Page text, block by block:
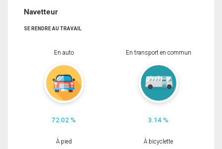
Navetteur
SE RENDRE AU TRAVAIL
En auto
72.02 %
En transport en commun
3.14 %
À pied À bicyclette